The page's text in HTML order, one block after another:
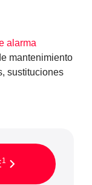
alarma
mantenimiento
sustituciones
1